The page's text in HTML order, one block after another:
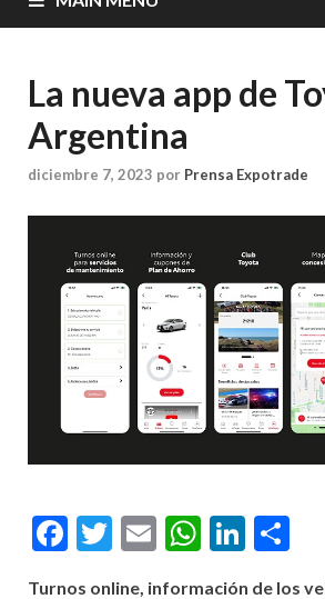
La nueva app de
Argentina
diciembre 7, 2023 por Prensa Expotrade
Facebook
Twitter
Email
Turnos online, información de los